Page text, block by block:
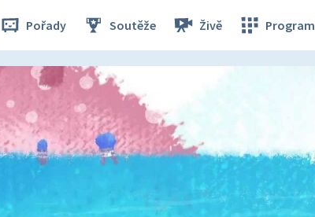
Pořady Soutěže Živě Program